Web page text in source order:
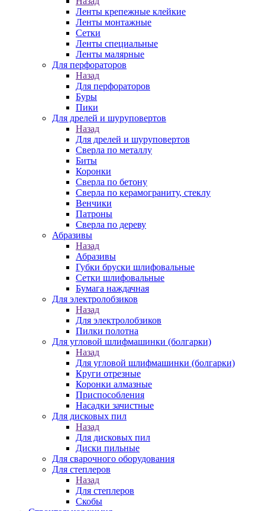
Ленты крепежные клейкие
Ленты монтажные
Сетки
Ленты специальные
Ленты малярные
Для перфораторов
Назад
Для перфораторов
Буры
Пики
Для дрелей и шуруповертов
Назад
Для дрелей и шуруповертов
Сверла по металлу
Биты
Коронки
Сверла по бетону
Сверла по керамограниту, стеклу
Венчики
Патроны
Сверла по дереву
Абразивы
Назад
Абразивы
Губки бруски шлифовальные
Сетки шлифовальные
Бумага наждачная
Для электролобзиков
Назад
Для электролобзиков
Пилки полотна
Для угловой шлифмашинки (болгарки)
Назад
Для угловой шлифмашинки (болгарки)
Круги отрезные
Коронки алмазные
Приспособления
Насадки зачистные
Для дисковых пил
Назад
Для дисковых пил
Диски пильные
Для сварочного оборудования
Для степлеров
Назад
Для степлеров
Скобы